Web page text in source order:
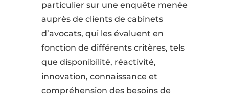
particulier sur une enquête menée
auprès de clients de cabinets
d’avocats, qui les évaluent en
fonction de différents critères, tels
que disponibilité, réactivité,
innovation, connaissance et
compréhension des besoins de